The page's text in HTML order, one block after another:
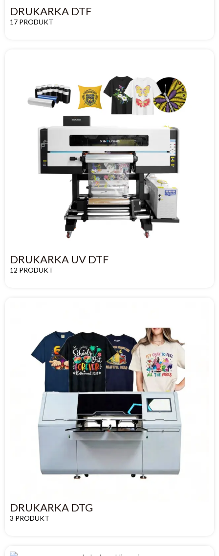
DRUKARKA DTF
17 PRODUKT
DRUKARKA UV DTF
12 PRODUKT
DRUKARKA DTG
3 PRODUKT